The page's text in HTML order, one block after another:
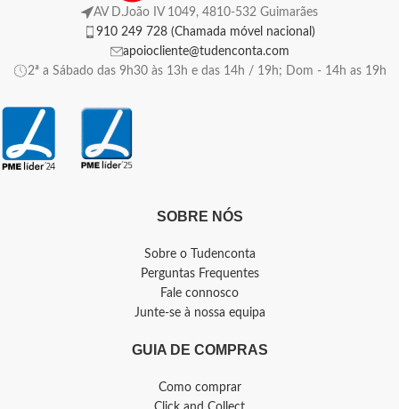
AV D.João IV 1049, 4810-532 Guimarães
910 249 728 (Chamada móvel nacional)
apoiocliente@tudenconta.com
2ª a Sábado das 9h30 às 13h e das 14h / 19h; Dom - 14h as 19h
SOBRE NÓS
Sobre o Tudenconta
Perguntas Frequentes
Fale connosco
Junte-se à nossa equipa
GUIA DE COMPRAS
Como comprar